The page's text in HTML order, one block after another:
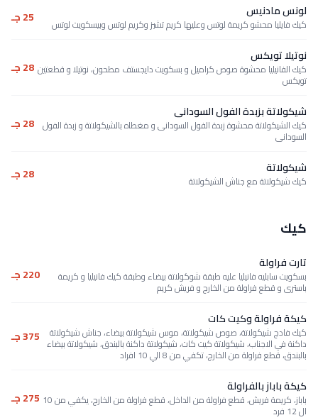
لونس مادنيس
كيك فايليا محشو كريمة لوتس وعليها كريم تشيز وكريم لوتس وبيسكويت لوتس 25 جـ
نوتيلا تويكس
كيك الفانيليا محشوة صوص كراميل و بسكويت دايجستف مطحون، نوتيلا و قطعتين
تويكس
28 جـ
شيكولاتة بزبدة الفول السودانى
كيك الشيكولاتة محشوة زبدة الفول السودانى و مغطاه بالشيكولاتة و زبدة الفول
السودانى
28 جـ
شيكولاتة
كيك شيكولاتة مع جناش الشيكولاتة 28 جـ
كيك
تارت فراولة
بسكويت سابليه فانيليا عليه طبقة شوكولاتة بيضاء وطبقة كيك فانيليا و كريمة
باسترى و قطع فراولة من الخارج و فريش كريم
220 جـ
كيكة فراولة وكيت كات
كيك فادج شيكولاتة، صوص شيكولاتة، موس شيكولاتة بيضاء، جناش شيكولاتة
داكنة في الاجناب، شيكولاتة كيت كات، شيكولاتة داكنة بالبندق، شيكولاتة بيضاء
بالبندق، قطع فراولة من الخارج، تكفي من 8 الي 10 افراد
375 جـ
كيكة باباز بالفراولة
باباز، كريمة فريش، قطع فراولة من الداخل، قطع فراولة من الخارج، يكفي من 10
ال 12 فرد
275 جـ